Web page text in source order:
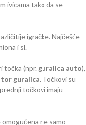
ivicama tako da se
igračke. Najčešće
i sl.
točka (npr. guralica auto),
guralica. Točkovi su
točkovi imaju
omogućena ne samo